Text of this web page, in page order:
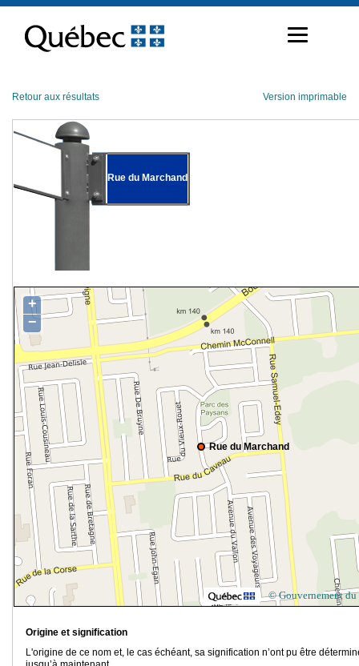
contenu
Retour aux résultats Version imprimable
Rue du Marchand
Rue du Marchand
+
−
© Gouvernement du
Origine et signification
L'origine de ce nom et, le cas échéant, sa signification n’ont pu être